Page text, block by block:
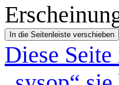
In die Seitenleiste verschieben
Diese